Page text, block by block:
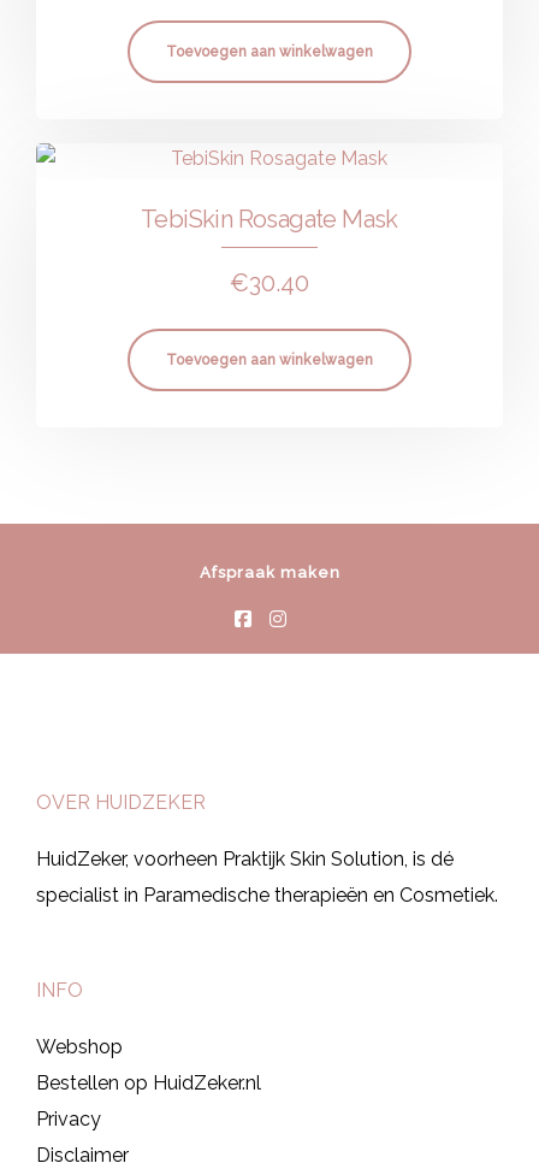
Toevoegen aan winkelwagen
TebiSkin Rosagate Mask
€30.40
Toevoegen aan winkelwagen
Afspraak maken
OVER HUIDZEKER
HuidZeker, voorheen Praktijk Skin Solution, is dé
specialist in Paramedische therapieën en Cosmetiek.
INFO
Webshop
Bestellen op HuidZeker.nl
Privacy
Disclaimer